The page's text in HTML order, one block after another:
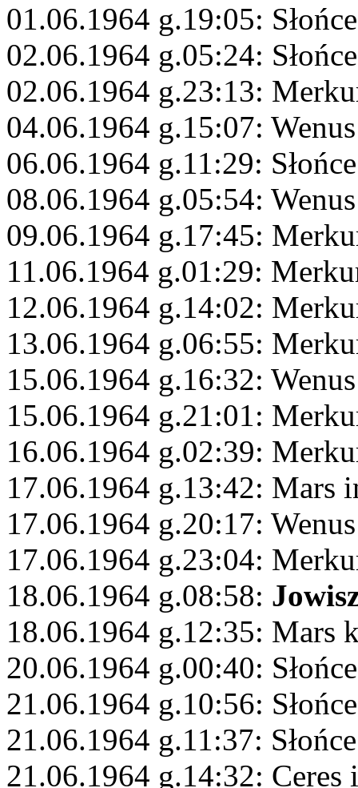
01.06.1964 g.19:05:
02.06.1964 g.05:24:
02.06.1964 g.23:13:
04.06.1964 g.15:07:
06.06.1964 g.11:29:
08.06.1964 g.05:54:
09.06.1964 g.17:45:
11.06.1964 g.01:29:
12.06.1964 g.14:02:
13.06.1964 g.06:55:
15.06.1964 g.16:32:
15.06.1964 g.21:01:
16.06.1964 g.02:39:
17.06.1964 g.13:42: Mars
17.06.1964 g.20:17:
17.06.1964 g.23:04:
18.06.1964 g.08:58:
18.06.1964 g.12:35: Mars
20.06.1964 g.00:40:
21.06.1964 g.10:56:
21.06.1964 g.11:37:
21.06.1964 g.14:32: Ceres